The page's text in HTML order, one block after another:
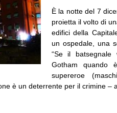
È la notte del 7
proietta il volto di
edifici della
un ospedale, una
“Se il
Gotham quando
supereroe
è un deterrente per il crimine –